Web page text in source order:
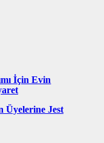
İçin Evin
Üyelerine Jest